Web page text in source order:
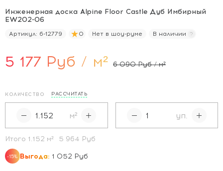
Инженерная доска Alpine Floor Castle Дуб Имбирный
EW202-06
Артикул: 6-12779 0 Нет в шоу-руме В наличии
5 177 Руб / м² 6 090 Руб / м²
КОЛИЧЕСТВО РАССЧИТАТЬ
м² уп.
Итого 1.152 м² 5 964 Руб
-15% Выгода: 1 052 Руб